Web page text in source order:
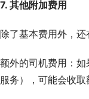
7. 其他附加费用
除了基本费用外，还
额外的司机费用：
服务），可能会收取